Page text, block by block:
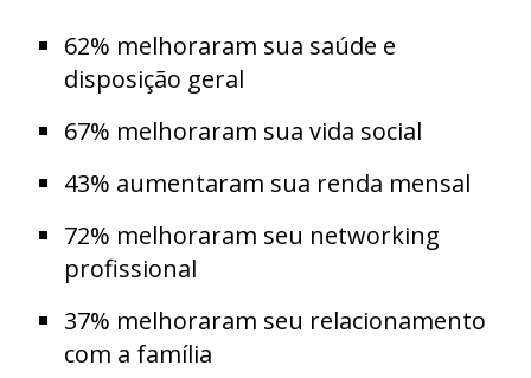
62% melhoraram sua saúde e
disposição geral
67% melhoraram sua vida social
43% aumentaram sua renda mensal
72% melhoraram seu networking
profissional
37% melhoraram seu relacionamento
com a família